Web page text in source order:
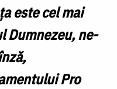
este cel mai
Dumnezeu,ne-
Pro